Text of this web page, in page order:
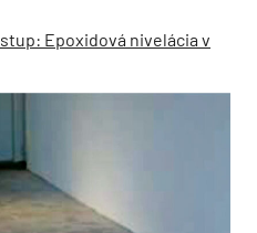
Epoxidová nivelácia v